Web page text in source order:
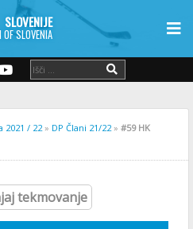
OF SLOVENIA
2021 / 22» DP Člani 21/22» #59 HK
tekmovanje